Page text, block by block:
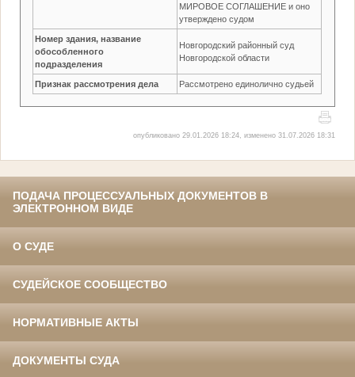
МИРОВОЕ СОГЛАШЕНИЕ и оно
утверждено судом
Номер здания, название
обособленного
подразделения
Новгородский районный суд
Новгородской области
Признак рассмотрения дела Рассмотрено единолично судьей
опубликовано 29.01.2026 18:24, изменено 31.07.2026 18:31
ПОДАЧА ПРОЦЕССУАЛЬНЫХ ДОКУМЕНТОВ В
ЭЛЕКТРОННОМ ВИДЕ
О СУДЕ
СУДЕЙСКОЕ СООБЩЕСТВО
НОРМАТИВНЫЕ АКТЫ
ДОКУМЕНТЫ СУДА